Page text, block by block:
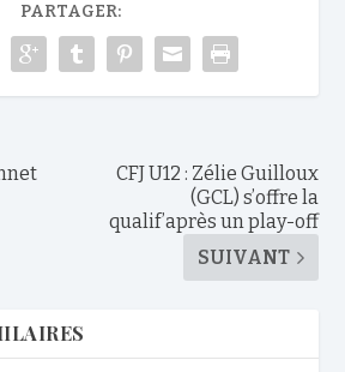
PARTAGER:
CFJ U12 : Zélie Guilloux
(GCL) s’offre la
qualif’après un play-off
SUIVANT